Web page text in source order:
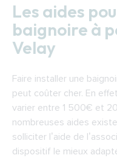
Les aides
baignoire à
Velay
Faire installer une
peut coûter cher. En
varier entre 1 500€ et
nombreuses aides
solliciter l’aide de
dispositif le mieux